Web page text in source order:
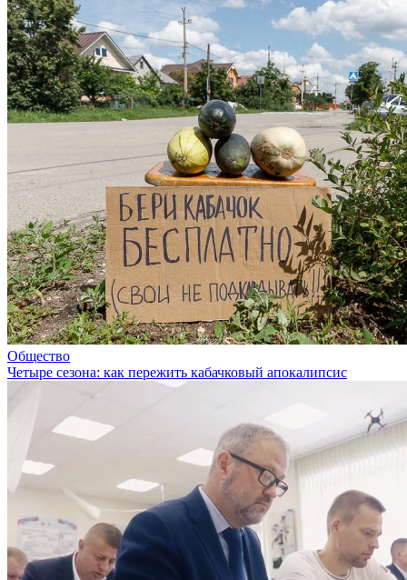
Общество
Четыре сезона: как пережить кабачковый апокалипсис